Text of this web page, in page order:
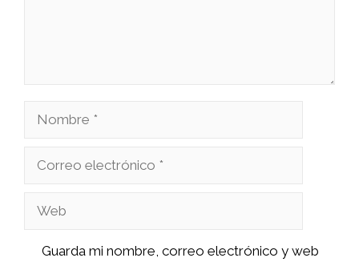
Nombre
Correo
Web
Guarda mi nombre, correo electrónico y web